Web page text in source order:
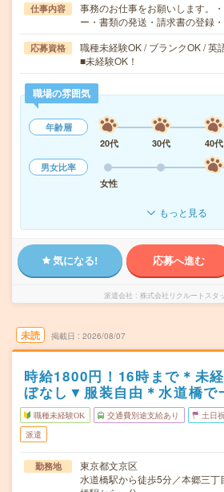
仕事内容
事務のお仕事をお願いします。
ー・書類の発送・請求書の登録
応募資格
職種未経験OK / ブランクOK / 英
■未経験OK！
職場の雰囲気
年齢層
20代
30代 40代
男女比率
女性
もっと見る
気になる! 応募へ進む
派遣会社 株式会社リクルートスタ
未読 掲載日 2026/08/07
時給1800円！16時まで＊未
ぼなし▼服装自由＊水道橋で
職種未経験OK 交通費別途支給あり 土日
派遣
勤務地
東京都文京区
水道橋駅から徒歩5分／本郷三